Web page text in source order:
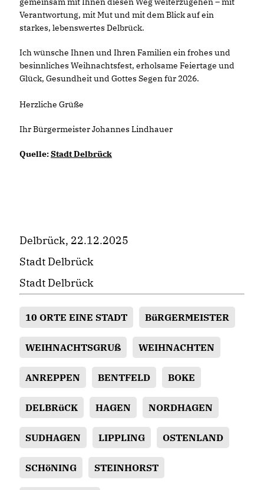
Verantwortung, mit Mut und mit dem Blick auf ein
starkes, lebenswertes Delbrück.
Ich wünsche Ihnen und Ihren Familien ein frohes und
besinnliches Weihnachtsfest, erholsame Feiertage und
Glück, Gesundheit und Gottes Segen für 2026.
Herzliche Grüße
Ihr Bürgermeister Johannes Lindhauer
Quelle:Stadt Delbrück
Delbrück, 22.12.2025
Stadt Delbrück
Stadt Delbrück
10 ORTE EINE STADT BüRGERMEISTER
WEIHNACHTSGRUß WEIHNACHTEN
ANREPPEN BENTFELD BOKE
DELBRüCK HAGEN NORDHAGEN
SUDHAGEN LIPPLING OSTENLAND
SCHöNING STEINHORST